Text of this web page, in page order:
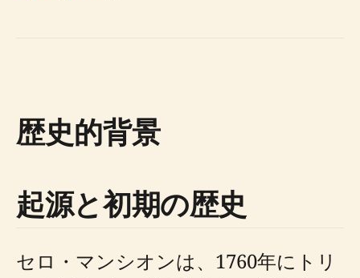
歴史的背景
起源と初期の歴史
セロ・マンシオンは、1760年にトリ